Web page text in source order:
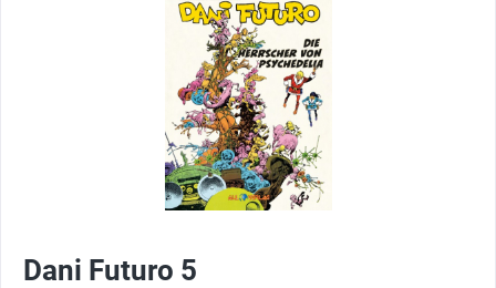
Dani Futuro 5